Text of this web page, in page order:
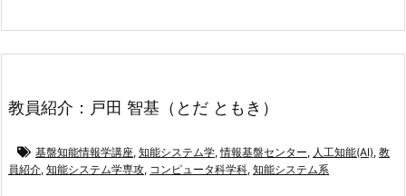
教員紹介：戸田 智基（とだ ともき）
基盤知能情報学講座, 知能システム学,情報基盤センター, 人工知能(AI), 教
員紹介, 知能システム学専攻, コンピュータ科学科, 知能システム系